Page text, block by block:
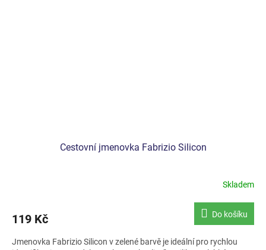
Cestovní jmenovka Fabrizio Silicon
Skladem
119 Kč Do košíku
Jmenovka Fabrizio Silicon v zelené barvě je ideální pro rychlou